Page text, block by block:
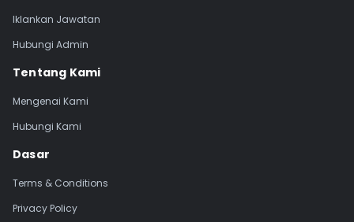
Iklankan Jawatan
Hubungi Admin
Tentang Kami
Mengenai Kami
Hubungi Kami
Dasar
Terms & Conditions
Privacy Policy